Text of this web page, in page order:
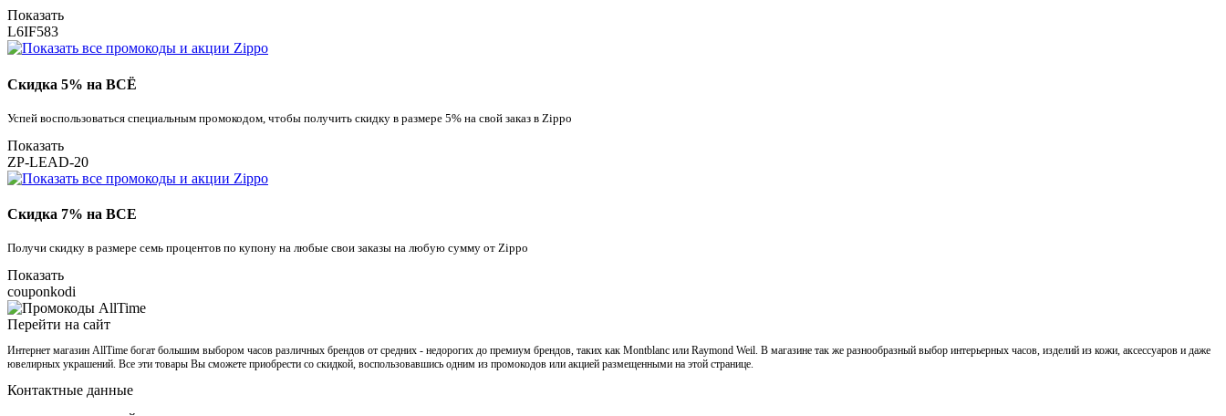
Показать
L6IF583
Скидка 5% на ВСЁ
Успей воспользоваться специальным промокодом, чтобы получить скидку в размере 5% на свой заказ в Zippo
Показать
ZP-LEAD-20
Скидка 7% на ВСЕ
Получи скидку в размере семь процентов по купону на любые свои заказы на любую сумму от Zippo
Показать
couponkodi
Перейти на сайт
Интернет магазин AllTime богат большим выбором часов различных брендов от средних - недорогих до премиум брендов, таких как Montblanc или Raymond Weil. В магазине так же разнообразный выбор интерьерных часов, изделий из кожи, аксессуаров и даже
ювелирных украшений. Все эти товары Вы сможете приобрести со скидкой, воспользовавшись одним из промокодов или акцией размещенными на этой странице.
Контактные данные